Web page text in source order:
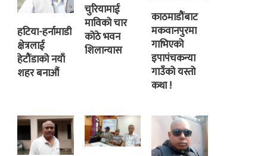
हटिया-हर्नामाडी
क्षेत्रलाई
हेटौंडाको नयाँ
शहर बनाऔं
चुरियामाई
माविको चार
कोठे भवन
शिलान्यास
काठमाडौंबाट
मकवानपुरमा
गाभिएको
इपापंचकन्या
गाउँको यस्तो
कथा !